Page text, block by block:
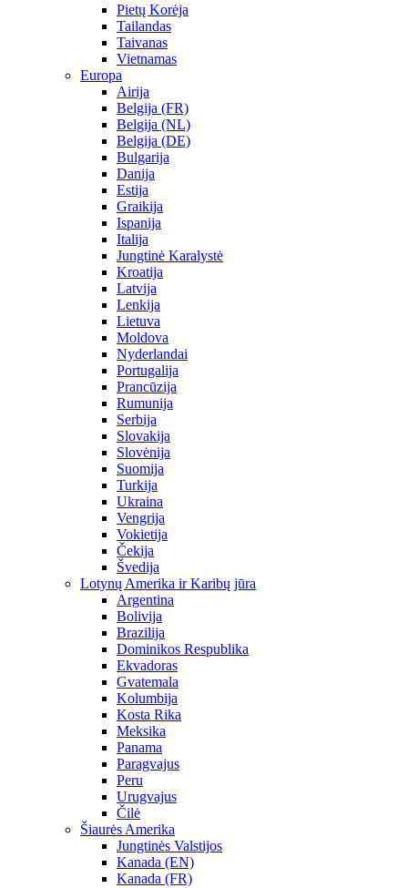
Pietų Korėja
Tailandas
Taivanas
Vietnamas
Europa
Airija
Belgija (FR)
Belgija (NL)
Belgija (DE)
Bulgarija
Danija
Estija
Graikija
Ispanija
Italija
Jungtinė Karalystė
Kroatija
Latvija
Lenkija
Lietuva
Moldova
Nyderlandai
Portugalija
Prancūzija
Rumunija
Serbija
Slovakija
Slovėnija
Suomija
Turkija
Ukraina
Vengrija
Vokietija
Čekija
Švedija
Lotynų Amerika ir Karibų jūra
Argentina
Bolivija
Brazilija
Dominikos Respublika
Ekvadoras
Gvatemala
Kolumbija
Kosta Rika
Meksika
Panama
Paragvajus
Peru
Urugvajus
Čilė
Šiaurės Amerika
Jungtinės Valstijos
Kanada (EN)
Kanada (FR)